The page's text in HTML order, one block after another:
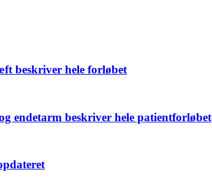
beskriver hele forløbet
endetarm beskriver hele patientforløbet